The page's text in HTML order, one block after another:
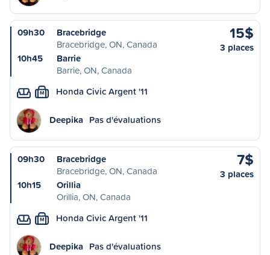
09h30
Bracebridge
Bracebridge, ON, Canada
10h45
Barrie
Barrie, ON, Canada
15$
3 places
M Honda Civic Argent '11
Deepika Pas d'évaluations
09h30
Bracebridge
Bracebridge, ON, Canada
10h15
Orillia
Orillia, ON, Canada
7$
3 places
M Honda Civic Argent '11
Deepika Pas d'évaluations